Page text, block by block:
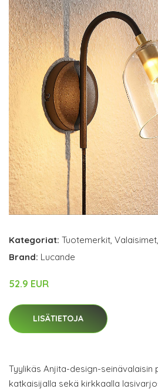
Kategoriat: Tuotemerkit, Valaisimet,
Brand: Lucande
52.9 EUR
LISÄTIETOJA
Tyylikäs Anjita-design-seinävalaisin
katkaisijalla sekä kirkkaalla